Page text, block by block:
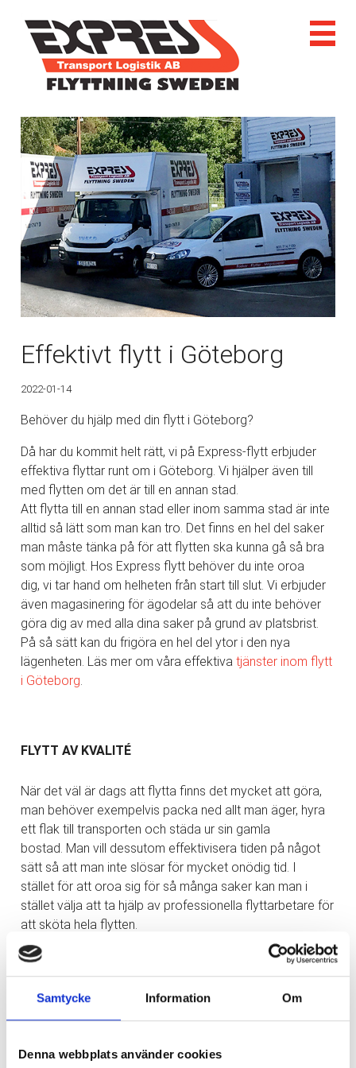
Samtycke Information Om
Denna webbplats använder cookies
Effektivt flytt i Göteborg
2022-01-14
Behöver du hjälp med din flytt i Göteborg?
Då har du kommit helt rätt, vi på Express-flytt erbjuder
effektiva flyttar runt om i Göteborg. Vi hjälper även till
med flytten om det är till en annan stad.
Att flytta till en annan stad eller inom samma stad är inte
alltid så lätt som man kan tro. Det finns en hel del saker
man måste tänka på för att flytten ska kunna gå så bra
som möjligt. Hos Express flytt behöver du inte oroa
dig, vi tar hand om helheten från start till slut. Vi erbjuder
även magasinering för ägodelar så att du inte behöver
göra dig av med alla dina saker på grund av platsbrist.
På så sätt kan du frigöra en hel del ytor i den nya
lägenheten. Läs mer om våra effektiva tjänster inom flytt
i Göteborg
FLYTT AV KVALITÉ
När det väl är dags att flytta finns det mycket att göra,
man behöver exempelvis packa ned allt man äger, hyra
ett flak till transporten och städa ur sin gamla
bostad. Man vill dessutom effektivisera tiden på något
sätt så att man inte slösar för mycket onödig tid. I
stället för att oroa sig för så många saker kan man i
stället välja att ta hjälp av professionella flyttarbetare för
att sköta hela flytten.
KONTAKTA DIN FLYTTFIRMA I GÖTEBORG
det mer gynnsamt att ta kontakt med en flyttfirma. Dels